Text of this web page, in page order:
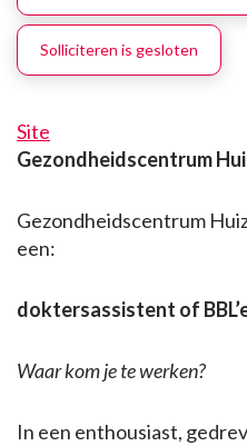
Solliciteren is gesloten
Site
Gezondheidscentrum
Gezondheidscentrum
een:
doktersassistent of
Waar kom je te werken?
In een enthousiast,